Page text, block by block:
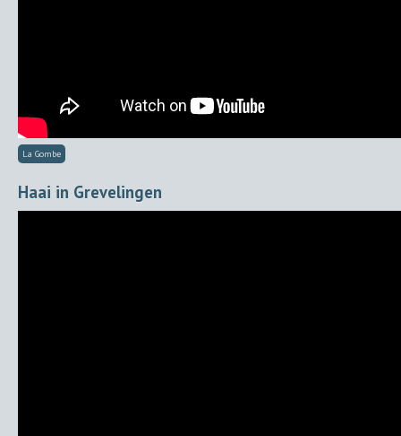
La Gombe
Haai in Grevelingen